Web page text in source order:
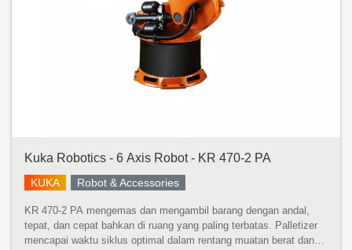
Kuka Robotics - 6 Axis Robot - KR 470-2 PA
KUKA Robot & Accessories
KR 470-2 PA mengemas dan mengambil barang dengan andal,
tepat, dan cepat bahkan di ruang yang paling terbatas. Palletizer
mencapai waktu siklus optimal dalam rentang muatan berat dan